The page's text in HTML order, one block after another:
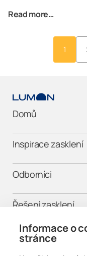
Informace o
stránce
Read more…
1
Domů
Inspirace zasklení
Odborníci
Řešení zasklení
Kontaktujte nás